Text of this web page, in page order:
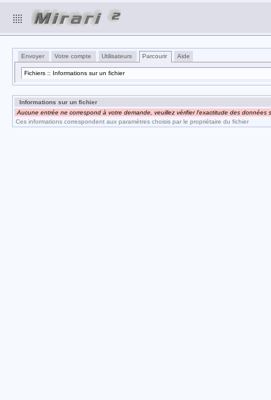
Envoyer Votre compte Utilisateurs Parcourir Aide
Fichiers :: Informations sur un fichier
Informations sur un fichier
Aucune entrée ne correspond à votre demande, veuillez vérifier l'exactitude des données
Ces informations correspondent aux paramètres choisis par le propriétaire du fichier